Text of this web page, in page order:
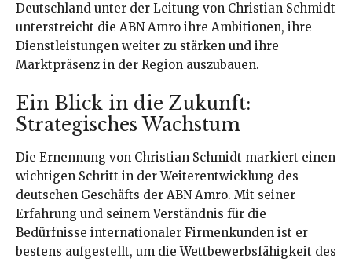
Deutschland unter der Leitung von Christian Schmidt
unterstreicht die ABN Amro ihre Ambitionen, ihre
Dienstleistungen weiter zu stärken und ihre
Marktpräsenz in der Region auszubauen.
Ein Blick in die Zukunft:
Strategisches Wachstum
Die Ernennung von Christian Schmidt markiert einen
wichtigen Schritt in der Weiterentwicklung des
deutschen Geschäfts der ABN Amro. Mit seiner
Erfahrung und seinem Verständnis für die
Bedürfnisse internationaler Firmenkunden ist er
bestens aufgestellt, um die Wettbewerbsfähigkeit des